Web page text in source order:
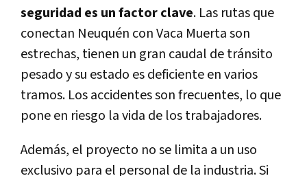
seguridad es un factor clave. Las rutas que
conectan Neuquén con Vaca Muerta son
estrechas, tienen un gran caudal de tránsito
pesado y su estado es deficiente en varios
tramos. Los accidentes son frecuentes, lo que
pone en riesgo la vida de los trabajadores.
Además, el proyecto no se limita a un uso
exclusivo para el personal de la industria. Si